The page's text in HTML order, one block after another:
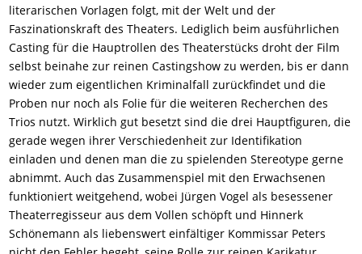
literarischen Vorlagen folgt, mit der Welt und der
Faszinationskraft des Theaters. Lediglich beim ausführlichen
Casting für die Hauptrollen des Theaterstücks droht der Film
selbst beinahe zur reinen Castingshow zu werden, bis er dann
wieder zum eigentlichen Kriminalfall zurückfindet und die
Proben nur noch als Folie für die weiteren Recherchen des
Trios nutzt. Wirklich gut besetzt sind die drei Hauptfiguren, die
gerade wegen ihrer Verschiedenheit zur Identifikation
einladen und denen man die zu spielenden Stereotype gerne
abnimmt. Auch das Zusammenspiel mit den Erwachsenen
funktioniert weitgehend, wobei Jürgen Vogel als besessener
Theaterregisseur aus dem Vollen schöpft und Hinnerk
Schönemann als liebenswert einfältiger Kommissar Peters